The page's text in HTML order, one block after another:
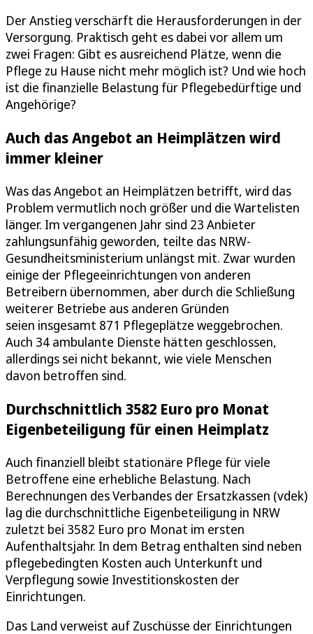
Der Anstieg verschärft die Herausforderungen in der
Versorgung. Praktisch geht es dabei vor allem um
zwei Fragen: Gibt es ausreichend Plätze, wenn die
Pflege zu Hause nicht mehr möglich ist? Und wie hoch
ist die finanzielle Belastung für Pflegebedürftige und
Angehörige?
Auch das Angebot an Heimplätzen wird
immer kleiner
Was das Angebot an Heimplätzen betrifft, wird das
Problem vermutlich noch größer und die Wartelisten
länger. Im vergangenen Jahr sind 23 Anbieter
zahlungsunfähig geworden, teilte das NRW-
Gesundheitsministerium unlängst mit. Zwar wurden
einige der Pflegeeinrichtungen von anderen
Betreibern übernommen, aber durch die Schließung
weiterer Betriebe aus anderen Gründen
seien insgesamt 871 Pflegeplätze weggebrochen.
Auch 34 ambulante Dienste hätten geschlossen,
allerdings sei nicht bekannt, wie viele Menschen
davon betroffen sind.
Durchschnittlich 3582 Euro pro Monat
Eigenbeteiligung für einen Heimplatz
Auch finanziell bleibt stationäre Pflege für viele
Betroffene eine erhebliche Belastung. Nach
Berechnungen des Verbandes der Ersatzkassen (vdek)
lag die durchschnittliche Eigenbeteiligung in NRW
zuletzt bei 3582 Euro pro Monat im ersten
Aufenthaltsjahr. In dem Betrag enthalten sind neben
pflegebedingten Kosten auch Unterkunft und
Verpflegung sowie Investitionskosten der
Einrichtungen.
Das Land verweist auf Zuschüsse der Einrichtungen